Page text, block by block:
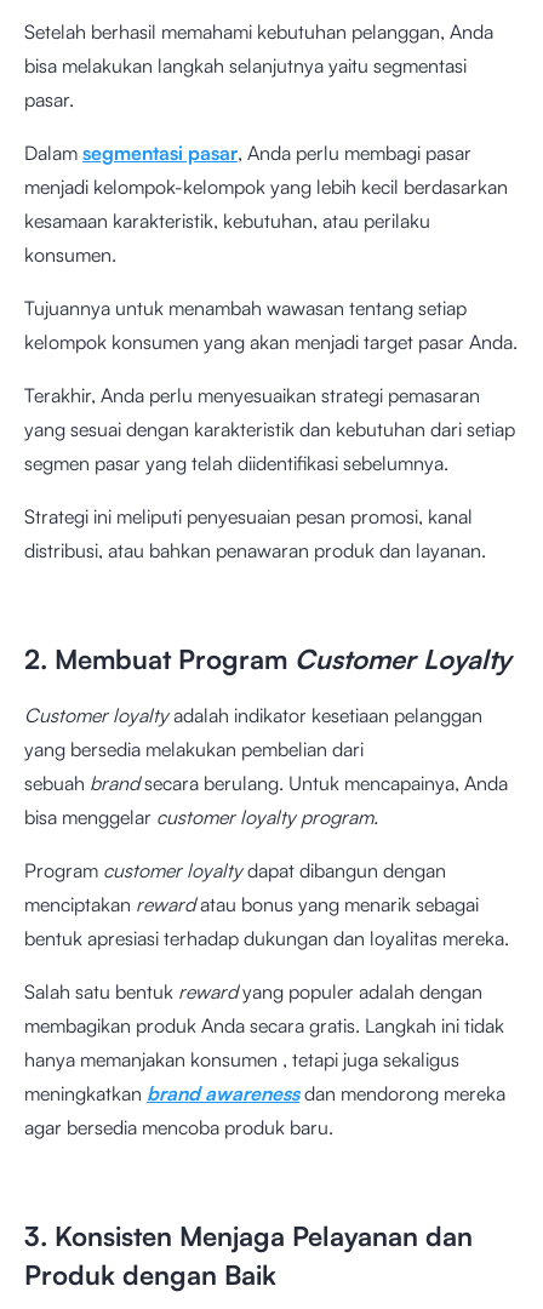
Setelah berhasil memahami kebutuhan pelanggan, Anda
bisa melakukan langkah selanjutnya yaitu segmentasi
pasar.
Dalam segmentasi pasar, Anda perlu membagi pasar
menjadi kelompok-kelompok yang lebih kecil berdasarkan
kesamaan karakteristik, kebutuhan, atau perilaku
konsumen.
Tujuannya untuk menambah wawasan tentang setiap
kelompok konsumen yang akan menjadi target pasar Anda.
Terakhir, Anda perlu menyesuaikan strategi pemasaran
yang sesuai dengan karakteristik dan kebutuhan dari setiap
segmen pasar yang telah diidentifikasi sebelumnya.
Strategi ini meliputi penyesuaian pesan promosi, kanal
distribusi, atau bahkan penawaran produk dan layanan.
2. Membuat Program Customer Loyalty
Customer loyaltyadalah indikator kesetiaan pelanggan
yang bersedia melakukan pembelian dari
sebuah brandsecara berulang. Untuk mencapainya, Anda
bisa menggelar customer loyalty program.
Program customer loyaltydapat dibangun dengan
menciptakan rewardatau bonus yang menarik sebagai
bentuk apresiasi terhadap dukungan dan loyalitas mereka.
Salah satu bentuk rewardyang populer adalah dengan
membagikan produk Anda secara gratis. Langkah ini tidak
hanya memanjakan konsumen , tetapi juga sekaligus
meningkatkan brand awareness dan mendorong mereka
agar bersedia mencoba produk baru.
3. Konsisten Menjaga Pelayanan dan
Produk dengan Baik